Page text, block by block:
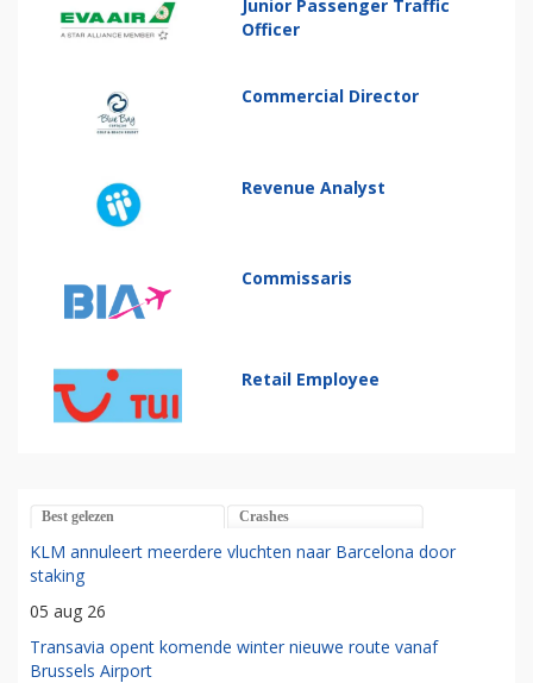
Junior Passenger Traffic
Officer
Commercial Director
Revenue Analyst
Commissaris
Retail Employee
Best gelezen Crashes
KLM annuleert meerdere vluchten naar Barcelona door
staking
05 aug 26
Transavia opent komende winter nieuwe route vanaf
Brussels Airport